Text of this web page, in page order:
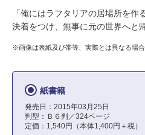
「俺にはラフタリアの居場所を
決着をつけ、無事に元の世界へと
※画像は表紙及び帯等、実際とは異なる場合
紙書籍
発売日：2015年03月25日
判型：Ｂ６判／324ページ
定価：1,540円（本体1,400円＋税）